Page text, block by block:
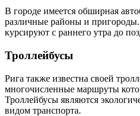
В городе имеется обширная
различные районы и
курсируют с раннего утра до
Троллейбусы
Рига также известна своей
многочисленные маршруты
Троллейбусы являются
видом транспорта.